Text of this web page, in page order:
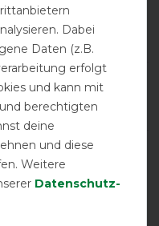
Dabei
Daten (z.B.
erfolgt
und kann mit
berechtigten
deine
und diese
Weitere
Daten­schutz­